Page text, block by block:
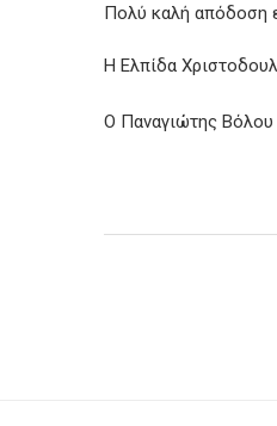
Πολύ καλή απόδοση
Η Ελπίδα
Ο Παναγιώτης Βόλου